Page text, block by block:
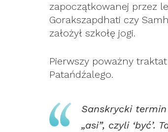
zapoczątkowanej przez
Gorakszapdhati czy
założył szkołę jogi.
Pierwszy poważny
Patańdźalego.
Sanskrycki
„asi”, czyli ‘być’.